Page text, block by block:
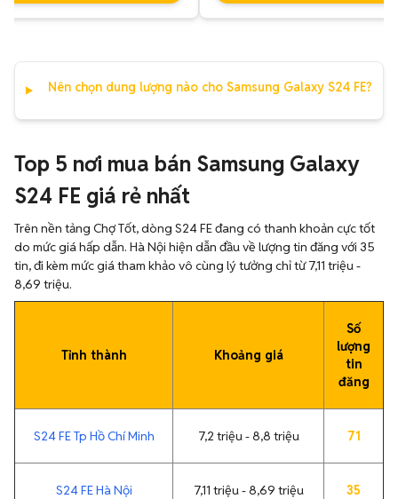
Nên chọn dung lượng nào cho Samsung Galaxy S24 FE?
Top 5 nơi mua bán Samsung Galaxy
S24 FE giá rẻ nhất
Trên nền tảng Chợ Tốt, dòng S24 FE đang có thanh khoản cực tốt
do mức giá hấp dẫn. Hà Nội hiện dẫn đầu về lượng tin đăng với 35
tin, đi kèm mức giá tham khảo vô cùng lý tưởng chỉ từ 7,11 triệu -
8,69 triệu.
Tỉnh thành Khoảng giá
Số
lượng
tin
đăng
S24 FE Tp Hồ Chí Minh 7,2 triệu - 8,8 triệu 71
S24 FE Hà Nội 7,11 triệu - 8,69 triệu 35